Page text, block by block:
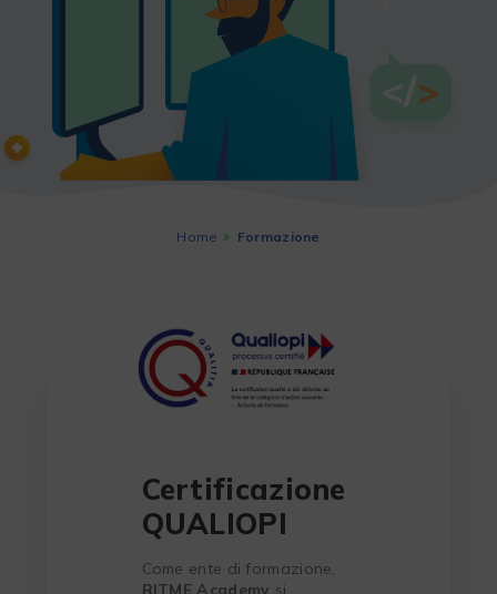
Home Formazione
Certificazione
QUALIOPI
Come ente di formazione,
RITME Academy si